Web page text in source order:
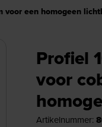
een homogeen
Profiel
voor
Artikelnummer: